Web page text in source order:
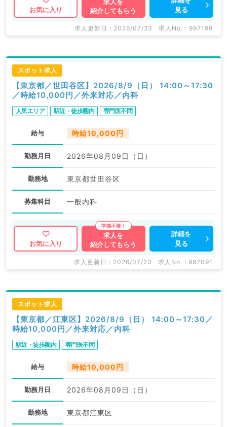
お気に入り
紹介してもらう
見る
求人更新日 : 2026/07/23 求人No. : 997199
スポット求人
【東京都／世田谷区】2026/8/9（日） 14:00～17:30
／時給10,000円／外来対応／内科
人気エリア 駅近・徒歩圏内 専門医不問
給与 時給10,000円
勤務月日 2026年08月09日（日）
勤務地 東京都世田谷区
募集科目 一般内科
お気に入り
求人を
紹介してもらう
詳細を
見る
求人更新日 : 2026/07/23 求人No. : 997091
スポット求人
【東京都／江東区】2026/8/9（日） 14:00～17:30／
時給10,000円／外来対応／内科
駅近・徒歩圏内 専門医不問
給与 時給10,000円
勤務月日 2026年08月09日（日）
勤務地 東京都江東区